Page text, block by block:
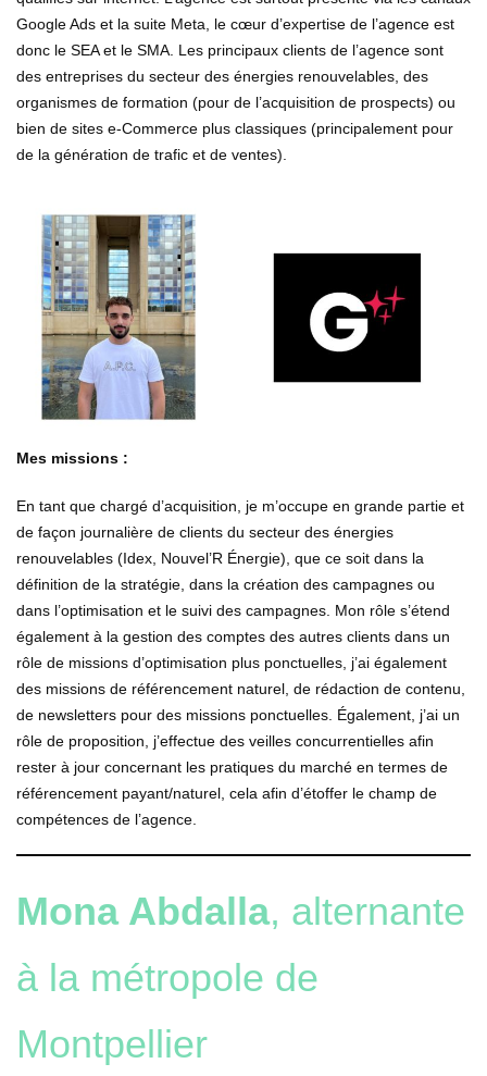
Google Ads et la suite Meta, le cœur d’expertise de l’agence est
donc le SEA et le SMA. Les principaux clients de l’agence sont
des entreprises du secteur des énergies renouvelables, des
organismes de formation (pour de l’acquisition de prospects) ou
bien de sites e-Commerce plus classiques (principalement pour
de la génération de trafic et de ventes).
Mes missions :
En tant que chargé d’acquisition, je m’occupe en grande partie et
de façon journalière de clients du secteur des énergies
renouvelables (Idex, Nouvel’R Énergie), que ce soit dans la
définition de la stratégie, dans la création des campagnes ou
dans l’optimisation et le suivi des campagnes. Mon rôle s’étend
également à la gestion des comptes des autres clients dans un
rôle de missions d’optimisation plus ponctuelles, j’ai également
des missions de référencement naturel, de rédaction de contenu,
de newsletters pour des missions ponctuelles. Également, j’ai un
rôle de proposition, j’effectue des veilles concurrentielles afin
rester à jour concernant les pratiques du marché en termes de
référencement payant/naturel, cela afin d’étoffer le champ de
compétences de l’agence.
Mona Abdalla, alternante
à la métropole de
Montpellier